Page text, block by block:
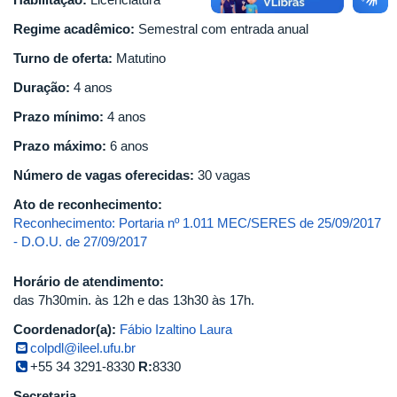
Regime acadêmico: Semestral com entrada anual
Turno de oferta: Matutino
Duração: 4 anos
Prazo mínimo: 4 anos
Prazo máximo: 6 anos
Número de vagas oferecidas: 30 vagas
Ato de reconhecimento:
Reconhecimento: Portaria nº 1.011 MEC/SERES de 25/09/2017
- D.O.U. de 27/09/2017
Horário de atendimento:
das 7h30min. às 12h e das 13h30 às 17h.
Coordenador(a): Fábio Izaltino Laura
colpdl@ileel.ufu.br
+55 34 3291-8330 R:8330